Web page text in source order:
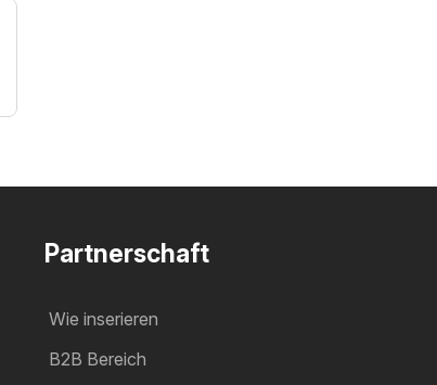
Partnerschaft
Wie inserieren
B2B Bereich